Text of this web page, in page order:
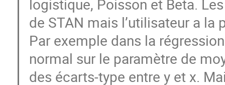
logistique, Poisson et Beta.
de STAN mais l’utilisateur a
Par exemple dans la
normal sur le paramètre de
des écarts-type entre y et x.